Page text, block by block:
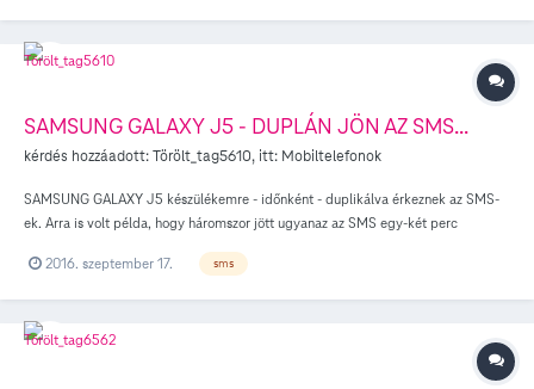
SAMSUNG GALAXY J5 - DUPLÁN JÖN AZ SMS...
kérdés hozzáadott:Törölt_tag5610, itt: Mobiltelefonok
SAMSUNG GALAXY J5 készülékemre - időnként - duplikálva érkeznek az SMS-
ek. Arra is volt példa, hogy háromszor jött ugyanaz az SMS egy-két perc
küldte el.
2016. szeptember 17. sms